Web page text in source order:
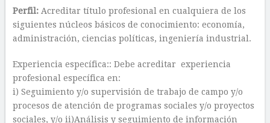
Perfil: Acreditar título profesional en cualquiera de los
siguientes núcleos básicos de conocimiento: economía,
administración, ciencias políticas, ingeniería industrial.
Experiencia específica:: Debe acreditar experiencia
profesional específica en:
i) Seguimiento y/o supervisión de trabajo de campo y/o
procesos de atención de programas sociales y/o proyectos
sociales, y/o ii)Análisis y seguimiento de información